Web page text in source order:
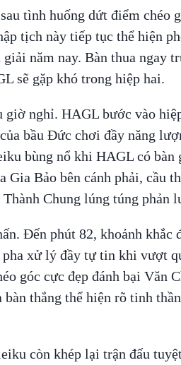
tình huống dứt điểm chéo
tịch này tiếp tục thể hiện
năm nay. Bàn thua ngay
sẽ gặp khó trong hiệp hai.
giờ nghỉ. HAGL bước vào
bầu Đức chơi đầy năng
bùng nổ khi HAGL có bàn
Gia Bảo bên cánh phải, cầu
Chung lúng túng phản
Đến phút 82, khoảnh khắc
xử lý đầy tự tin khi vượt
góc cực đẹp đánh bại Văn
thắng thể hiện rõ tinh
còn khép lại trận đấu